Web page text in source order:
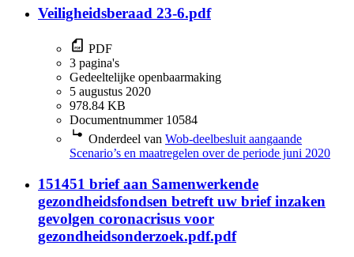
5.1.2i Functionele e-mailadressen (2)
10.1.c. (1)
(1)
10.2.b. (1)
67 Awr (1)
(1)
Veiligheidsberaad 23-6.pdf
PDF
3 pagina's
Gedeeltelijke openbaarmaking
5 augustus 2020
978.84 KB
Documentnummer 10584
Onderdeel van Wob-deelbesluit aangaande
Scenario’s en maatregelen over de periode juni 2020
151451 brief aan Samenwerkende
gezondheidsfondsen betreft uw brief inzaken
gevolgen coronacrisus voor
gezondheidsonderzoek.pdf.pdf